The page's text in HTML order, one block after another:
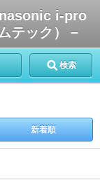
i-pro
テック）－
検索
新着順